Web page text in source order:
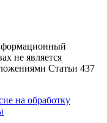
не является
Статьи 437
на обработку